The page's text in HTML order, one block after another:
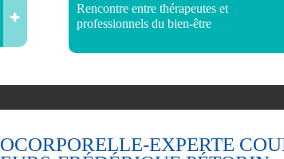
Rencontre entre thérapeutes et
professionnels du bien-être
EXPERTE